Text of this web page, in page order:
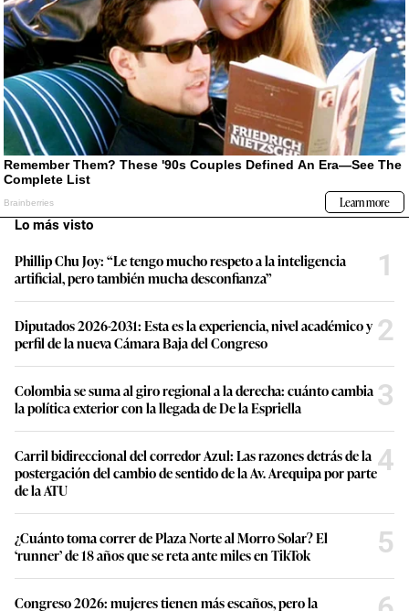
Lo más visto
Phillip Chu Joy: “Le tengo mucho respeto a la inteligencia
artificial, pero también mucha desconfianza”
1
Diputados 2026-2031: Esta es la experiencia, nivel académico y
perfil de la nueva Cámara Baja del Congreso
2
Colombia se suma al giro regional a la derecha: cuánto cambia
la política exterior con la llegada de De la Espriella
3
Carril bidireccional del corredor Azul: Las razones detrás de la
postergación del cambio de sentido de la Av. Arequipa por parte
de la ATU
4
¿Cuánto toma correr de Plaza Norte al Morro Solar? El
‘runner’ de 18 años que se reta ante miles en TikTok
5
Congreso 2026: mujeres tienen más escaños, pero la